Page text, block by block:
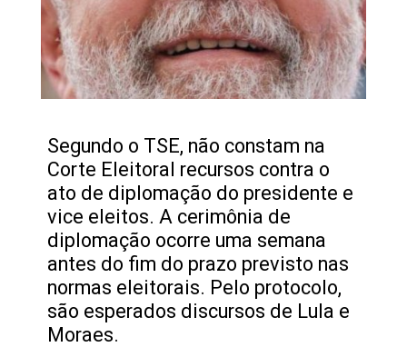
Segundo o TSE, não constam na
Corte Eleitoral recursos contra o
ato de diplomação do presidente e
vice eleitos. A cerimônia de
diplomação ocorre uma semana
antes do fim do prazo previsto nas
normas eleitorais. Pelo protocolo,
são esperados discursos de Lula e
Moraes.